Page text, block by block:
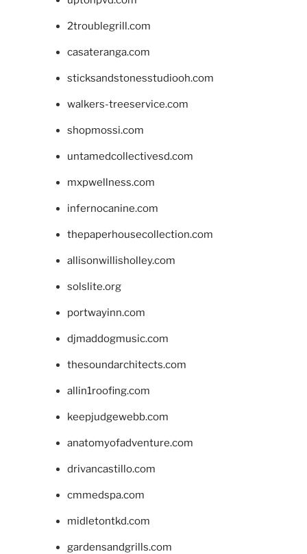
2troublegrill.com
casateranga.com
sticksandstonesstudiooh.com
walkers-treeservice.com
shopmossi.com
untamedcollectivesd.com
mxpwellness.com
infernocanine.com
thepaperhousecollection.com
allisonwillisholley.com
solslite.org
portwayinn.com
djmaddogmusic.com
thesoundarchitects.com
allin1roofing.com
keepjudgewebb.com
anatomyofadventure.com
drivancastillo.com
cmmedspa.com
midletontkd.com
gardensandgrills.com